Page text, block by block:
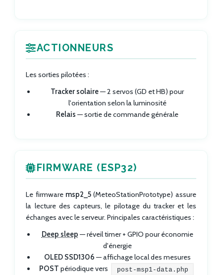
ACTIONNEURS
Les sorties pilotées :
Tracker solaire— 2 servos (GD et HB) pour
l'orientation selon la luminosité
Relais — sortie de commande générale
FIRMWARE (ESP32)
Le firmware msp2_5 (MeteoStationPrototype) assure
la lecture des capteurs, le pilotage du tracker et les
échanges avec le serveur. Principales caractéristiques :
Deep sleep — réveil timer + GPIO pour économie
d'énergie
OLED SSD1306 — affichage local des mesures
POST périodique vers post-msp1-data.php